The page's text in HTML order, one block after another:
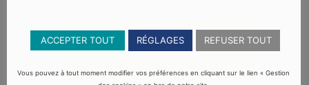
ACCEPTER TOUT RÉGLAGES REFUSER TOUT
Vous pouvez à tout moment modifier vos préférences en cliquant sur le lien « Gestion